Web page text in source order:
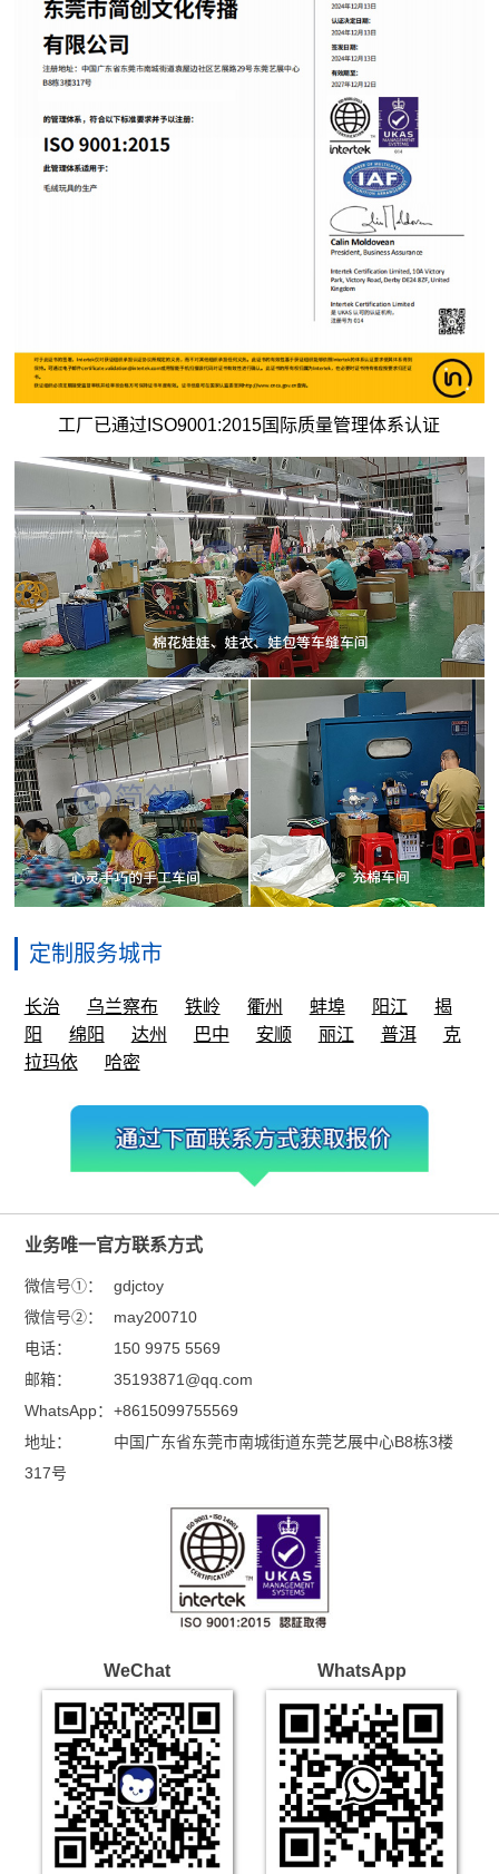
工厂已通过ISO9001:2015国际质量管理体系认证
定制服务城市
长治 乌兰察布 铁岭 衢州 蚌埠 阳江
揭
阳
绵阳 达州 巴中 安顺 丽江 普洱
克
拉玛依
哈密
业务唯一官方联系方式
微信号①：
gdjctoy
微信号②：
may200710
电话：
150 9975 5569
邮箱：
35193871@qq.com
WhatsApp： +8615099755569
地址：
中国广东省东莞市南城街道东莞艺展中心B8栋3楼
317号
WeChat WhatsApp